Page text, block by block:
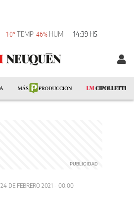
10°TEMP 46% HUM 14:39 HS
24 DE FEBRERO 2021 - 00:00